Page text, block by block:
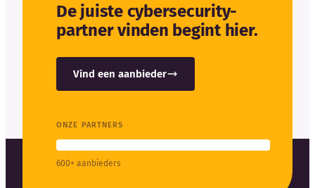
De juiste cybersecurity-
partner vinden begint hier.
Vind een aanbieder
ONZE PARTNERS
600+ aanbieders